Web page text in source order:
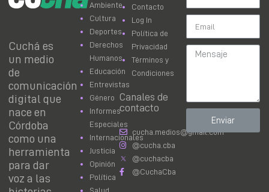
Cuchá es
un medio
de
comunicación
digital que
nace en
Córdoba
como una
herramienta
para dar
voz a las
Ambiente
Cultura
Deportes
Derechos
Humanos
Educación
Entrevistas
Género
Informes
Especiales
Internacionales
Justicia
Opinión
Política
Contacto
Log In
Política de
Privacidad
Términos y
Condiciones
Canales de
contacto
cucha.medios@gmail.com
@cucha.cba
@cuchacba
@CuchaCba
Enviar